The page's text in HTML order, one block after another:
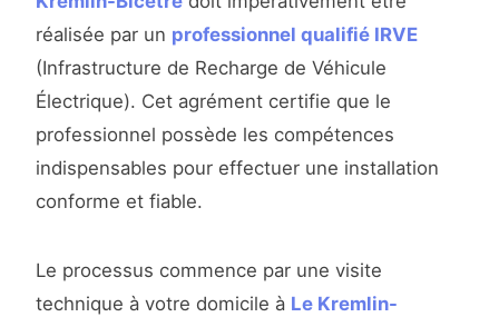
réalisée par un professionnel qualifié IRVE
(Infrastructure de Recharge de Véhicule
Électrique). Cet agrément certifie que le
professionnel possède les compétences
indispensables pour effectuer une installation
conforme et fiable.
Le processus commence par une visite
technique à votre domicile à Le Kremlin-